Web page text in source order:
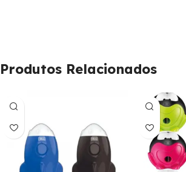
Produtos Relacionados